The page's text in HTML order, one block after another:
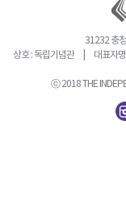
31232 충
상호 : 독립기념관 | 대표자
ⓒ 2018 THE